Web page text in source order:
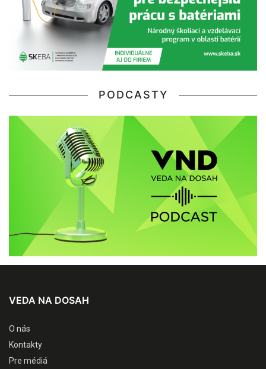
PODCASTY
VEDA NA DOSAH
O nás
Kontakty
Pre médiá